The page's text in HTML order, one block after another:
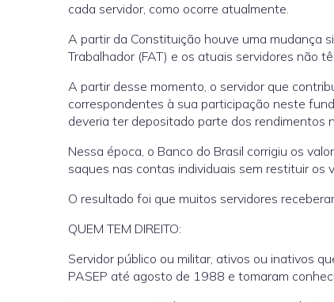
cada servidor, como ocorre atualmente.
A partir da Constituição houve uma mudança
Trabalhador (FAT) e os atuais servidores não
A partir desse momento, o servidor que
correspondentes à sua participação neste
deveria ter depositado parte dos rendimentos
Nessa época, o Banco do Brasil corrigiu os
saques nas contas individuais sem restituir os
O resultado foi que muitos servidores
QUEM TEM DIREITO:
Servidor público ou militar, ativos ou inativos
PASEP até agosto de 1988 e tomaram